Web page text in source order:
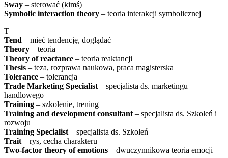
Sway – sterować (kimś)
Symbolic interaction theory – teoria interakcji symbolicznej
T
Tend – mieć tendencję, doglądać
Theory – teoria
Theory of reactance – teoria reaktancji
Thesis – teza, rozprawa naukowa, praca magisterska
Tolerance – tolerancja
Trade Marketing Specialist – specjalista ds. marketingu
handlowego
Training – szkolenie, trening
Training and development consultant – specjalista ds. Szkoleń i
rozwoju
Training Specialist – specjalista ds. Szkoleń
Trait – rys, cecha charakteru
Two-factor theory of emotions – dwuczynnikowa teoria emocji